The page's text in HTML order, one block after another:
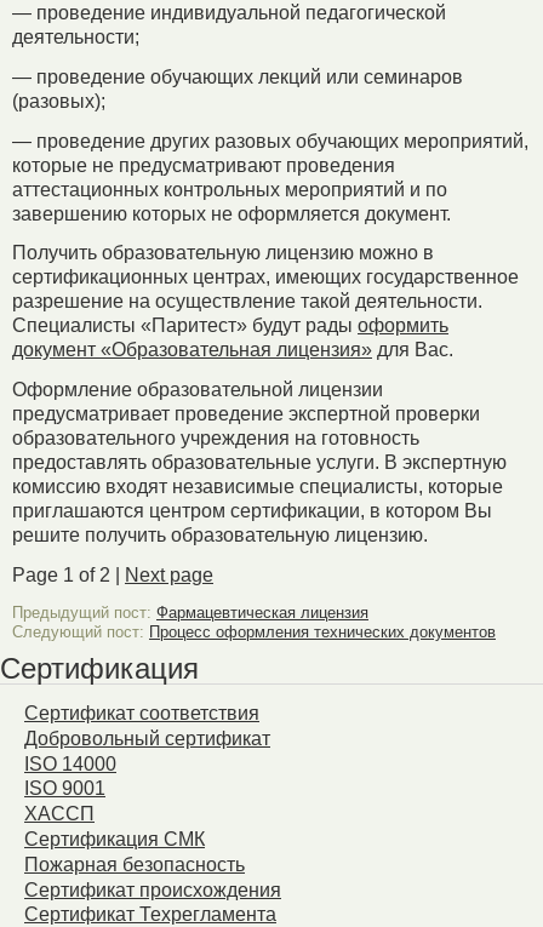
— проведение индивидуальной педагогической
деятельности;
— проведение обучающих лекций или семинаров
(разовых);
— проведение других разовых обучающих мероприятий,
которые не предусматривают проведения
аттестационных контрольных мероприятий и по
завершению которых не оформляется документ.
Получить образовательную лицензию можно в
сертификационных центрах, имеющих государственное
разрешение на осуществление такой деятельности.
Специалисты «Паритест» будут рады оформить
документ «Образовательная лицензия» для Вас.
Оформление образовательной лицензии
предусматривает проведение экспертной проверки
образовательного учреждения на готовность
предоставлять образовательные услуги. В экспертную
комиссию входят независимые специалисты, которые
приглашаются центром сертификации, в котором Вы
решите получить образовательную лицензию.
Page 1 of 2 |
Next page
Предыдущий пост: Фармацевтическая лицензия
Следующий пост: Процесс оформления технических документов
Сертификация
Сертификат соответствия
Добровольный сертификат
ISO 14000
ISO 9001
ХАССП
Сертификация СМК
Пожарная безопасность
Сертификат происхождения
Сертификат Техрегламента